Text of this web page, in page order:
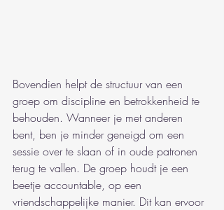
Bovendien helpt de structuur van een
groep om discipline en betrokkenheid te
behouden. Wanneer je met anderen
bent, ben je minder geneigd om een
sessie over te slaan of in oude patronen
terug te vallen. De groep houdt je een
beetje accountable, op een
vriendschappelijke manier. Dit kan ervoor